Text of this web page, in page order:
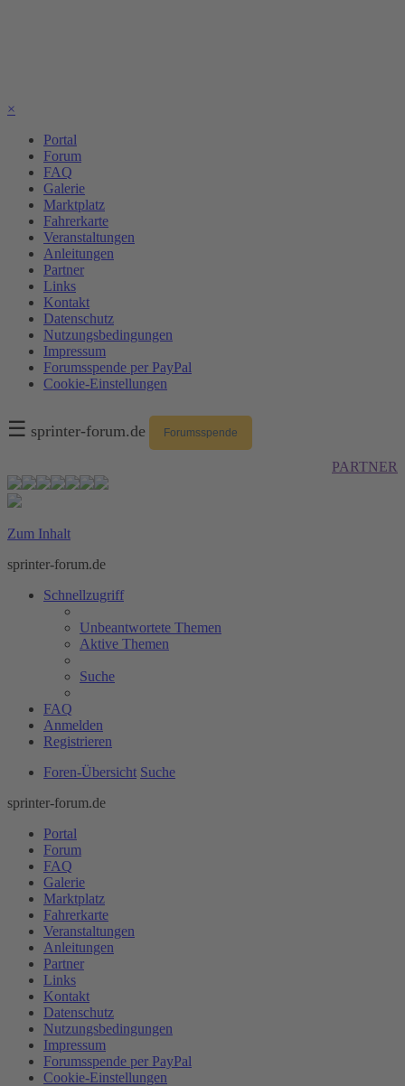
×
Portal
Forum
FAQ
Galerie
Marktplatz
Fahrerkarte
Veranstaltungen
Anleitungen
Partner
Links
Kontakt
Datenschutz
Nutzungsbedingungen
Impressum
Forumsspende per PayPal
Cookie-Einstellungen
☰ sprinter-forum.de Forumsspende
PARTNER
Zum Inhalt
sprinter-forum.de
Schnellzugriff
Unbeantwortete Themen
Aktive Themen
Suche
FAQ
Anmelden
Registrieren
Foren-Übersicht Suche
sprinter-forum.de
Portal
Forum
FAQ
Galerie
Marktplatz
Fahrerkarte
Veranstaltungen
Anleitungen
Partner
Links
Kontakt
Datenschutz
Nutzungsbedingungen
Impressum
Forumsspende per PayPal
Cookie-Einstellungen